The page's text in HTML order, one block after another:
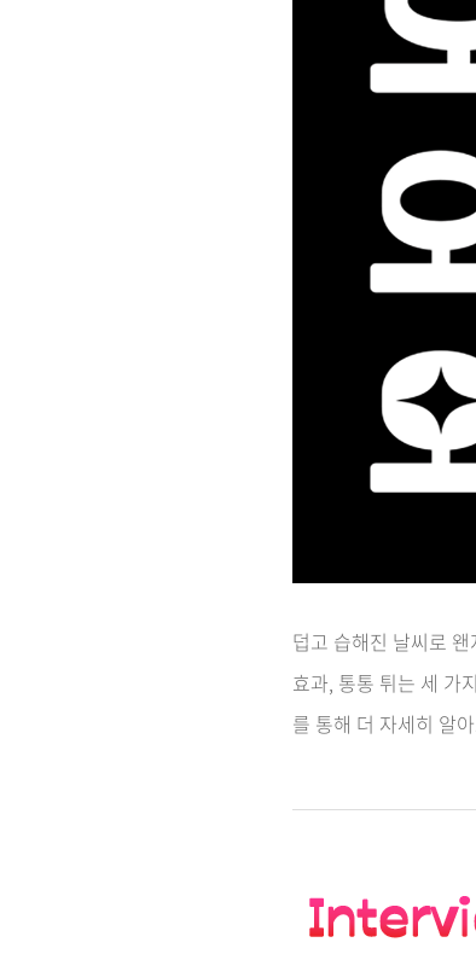
덥고 습해진 날씨로
효과, 통통 튀는 세 가
를 통해 더 자세히 알